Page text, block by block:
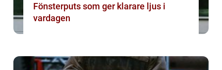
Fönsterputs som ger klarare ljus i
vardagen